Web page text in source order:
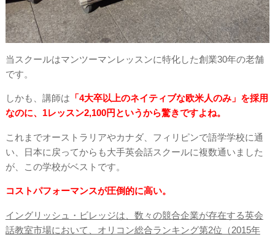
当スクールはマンツーマンレッスンに特化した創業30年の老舗
です。
しかも、講師は 「4大卒以上のネイティブな欧米人のみ」を採用
なのに、1レッスン2,100円というから驚きですよね。
これまでオーストラリアやカナダ、フィリピンで語学学校に通
い、日本に戻ってからも大手英会話スクールに複数通いました
が、この学校がベストです。
コストパフォーマンスが圧倒的に高い。
イングリッシュ・ビレッジは、数々の競合企業が存在する英会
話教室市場において、オリコン総合ランキング第2位（2015年